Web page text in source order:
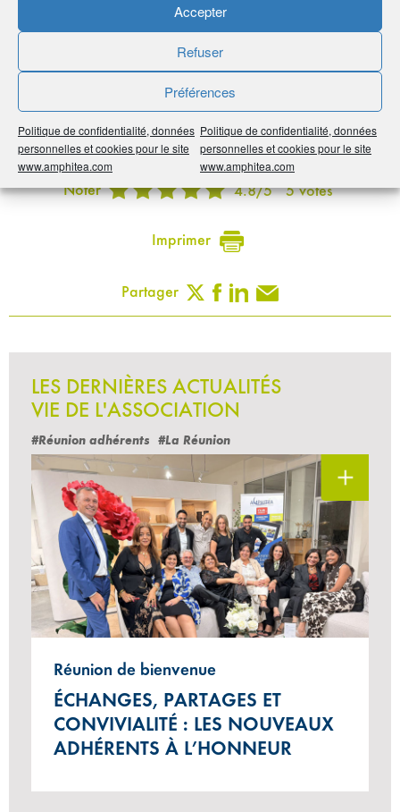
Accepter
Refuser
Préférences
Politique de confidentialité, données
personnelles et cookies pour le site
www.amphitea.com
Politique de confidentialité, données
personnelles et cookies pour le site
www.amphitea.com
Consultez notre catalogue de produits
Sur Tout Sur Mes Finances
Par :AMPHITÉA
Publié le :15 juin 2023
Noter 4.8/5 5votes
Imprimer
Partager
LES DERNIÈRES ACTUALITÉS
VIE DE L'ASSOCIATION
#Réunion adhérents #La Réunion
Réunion de bienvenue
ÉCHANGES, PARTAGES ET
CONVIVIALITÉ : LES NOUVEAUX
ADHÉRENTS À L’HONNEUR